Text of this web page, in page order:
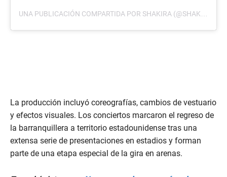
UNA PUBLICACIÓN COMPARTIDA POR SHAKIRA (@SHAKIRA)
La producción incluyó coreografías, cambios de vestuario
y efectos visuales. Los conciertos marcaron el regreso de
la barranquillera a territorio estadounidense tras una
extensa serie de presentaciones en estadios y forman
parte de una etapa especial de la gira en arenas.